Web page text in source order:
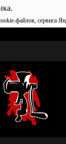
файлов, сервиса